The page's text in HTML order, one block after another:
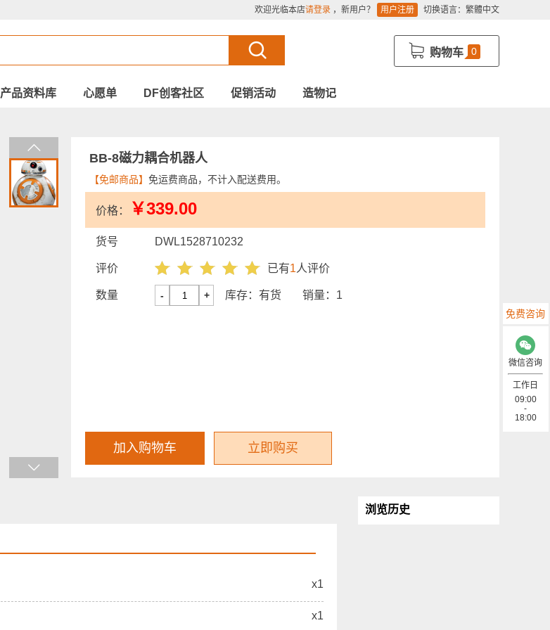
欢迎光临本店请登录 ，新用户？ 用户注册 切换语言： 繁體中文
购物车 0
产品资料库 心愿单 DF创客社区 促销活动 造物记
BB-8磁力耦合机器人
【免邮商品】 免运费商品，不计入配送费用。
价格： ￥339.00
货号 DWL1528710232
评价 已有1人评价
数量 - + 库存： 有货 销量： 1
加入购物车 立即购买
x1
x1
浏览历史
免费咨询
微信咨询
工作日
09:00
-
18:00